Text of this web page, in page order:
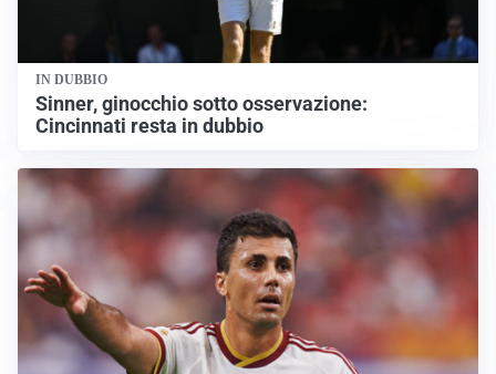
IN DUBBIO
Sinner, ginocchio sotto osservazione:
Cincinnati resta in dubbio